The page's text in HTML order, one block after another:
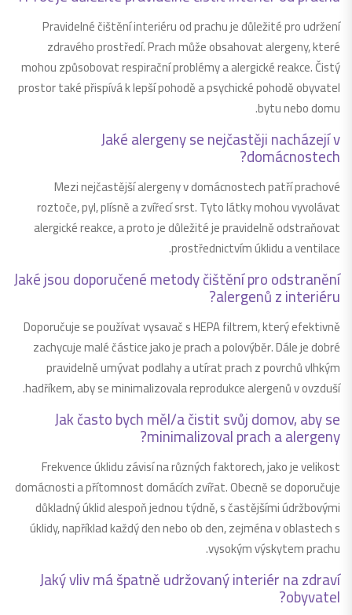
Pravidelné čištění interiéru od prachu je důležité pro udržení
zdravého prostředí. Prach může obsahovat alergeny, které
mohou způsobovat respirační problémy a alergické reakce. Čistý
prostor také přispívá k lepší pohodě a psychické pohodě obyvatel
bytu nebo domu.
Jaké alergeny se nejčastěji nacházejí v
domácnostech?
Mezi nejčastější alergeny v domácnostech patří prachové
roztoče, pyl, plísně a zvířecí srst. Tyto látky mohou vyvolávat
alergické reakce, a proto je důležité je pravidelně odstraňovat
prostřednictvím úklidu a ventilace.
Jaké jsou doporučené metody čištění pro odstranění
alergenů z interiéru?
Doporučuje se používat vysavač s HEPA filtrem, který efektivně
zachycuje malé částice jako je prach a polovýběr. Dále je dobré
pravidelně umývat podlahy a utírat prach z povrchů vlhkým
hadříkem, aby se minimalizovala reprodukce alergenů v ovzduší.
Jak často bych měl/a čistit svůj domov, aby se
minimalizoval prach a alergeny?
Frekvence úklidu závisí na různých faktorech, jako je velikost
domácnosti a přítomnost domácích zvířat. Obecně se doporučuje
důkladný úklid alespoň jednou týdně, s častějšími údržbovými
úklidy, například každý den nebo ob den, zejména v oblastech s
vysokým výskytem prachu.
Jaký vliv má špatně udržovaný interiér na zdraví
obyvatel?